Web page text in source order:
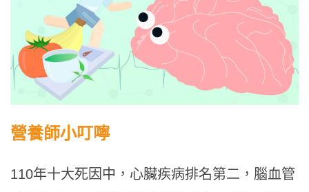
營養師小叮嚀
110年十大死因中，心臟疾病排名第二，腦血管